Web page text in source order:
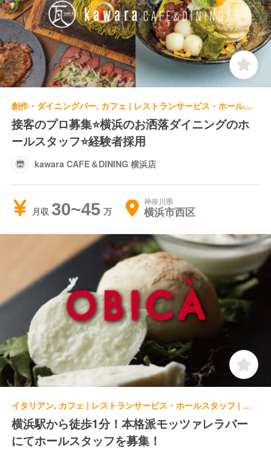
創作・ダイニングバー, カフェ | レストランサービス・ホールスタッフ | kawara CAFE＆DINING 横浜店
接客のプロ募集⭐️横浜のお洒落ダイニングのホ
ールスタッフ⭐️経験者採用
kawara CAFE＆DINING 横浜店
月収 30~45 神奈川県
横浜市西区
イタリアン, カフェ | レストランサービス・ホールスタッフ | オービカ モッツァレラバー 横浜店
横浜駅から徒歩1分！本格派モッツァレラバー
にてホールスタッフを募集！